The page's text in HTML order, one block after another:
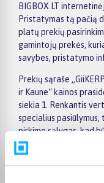
BIGBOX.LT
Pristatymas tą pačią
platų prekių
gamintojų prekės,
savybes, pristatymo
Prekių sąraše
ir Kaune“ kainos
siekia 1. Renkantis
specialius
pirkimo sąlygas, kad
poreikius atitinkantį
Papildomi